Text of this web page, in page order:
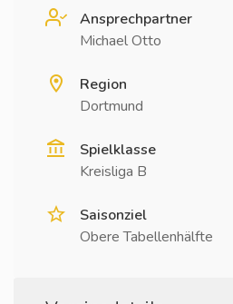
Ansprechpartner
Michael Otto
Region
Dortmund
Spielklasse
Kreisliga B
Saisonziel
Obere Tabellenhälfte